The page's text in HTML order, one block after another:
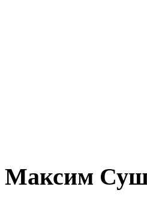
Максим